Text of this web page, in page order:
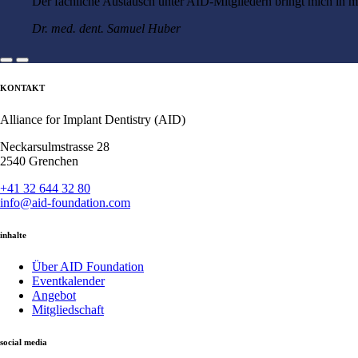
Dr. med. dent. Samuel Huber
KONTAKT
Alliance for Implant Dentistry (AID)
Neckarsulmstrasse 28
2540 Grenchen
+41 32 644 32 80
info@aid-foundation.com
inhalte
Über AID Foundation
Eventkalender
Angebot
Mitgliedschaft
social media